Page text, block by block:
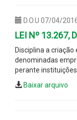
D.O.U 07/04/2016
LEI Nº 13.267,
Disciplina a
denominadas
perante
Baixar arquivo